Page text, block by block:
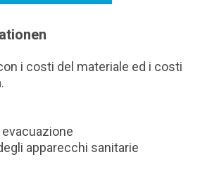
i costi del materiale ed i costi
apparecchi sanitarie